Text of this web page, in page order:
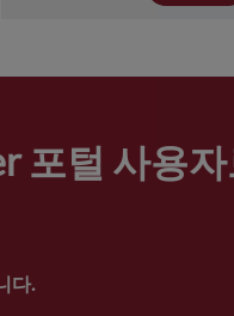
포털 사용
다.